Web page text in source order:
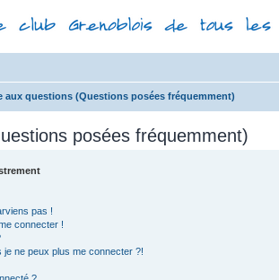
aux questions (Questions posées fréquemment)
posées fréquemment)
pas !
connecter !
ne peux plus me connecter ?!